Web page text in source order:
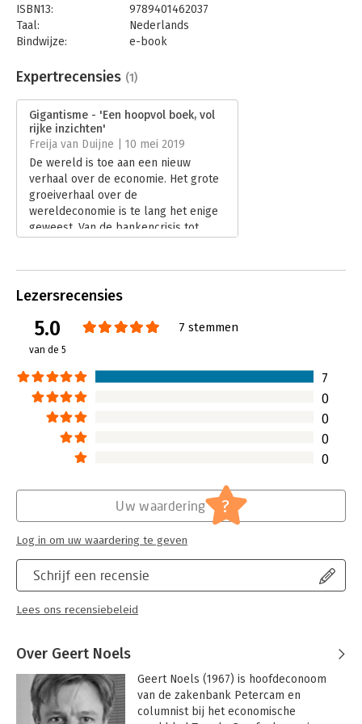
ISBN13:
9789401462037
Taal:
Nederlands
Bindwijze:
e-book
Bestandsformaat:
epub
Uitgever:
Unieboek | Het Spectrum
Druk:
1
Verschijningsdatum:
11-3-2019
Hoofdrubriek: Economie
Expertrecensies (1)
Gigantisme - 'Een hoopvol boek, vol
rijke inzichten'
Freija van Duijne | 10 mei 2019
De wereld is toe aan een nieuw
verhaal over de economie. Het grote
groeiverhaal over de
wereldeconomie is te lang het enige
geweest. Van de bankencrisis tot
aanloopt.
Lezersrecensies
5.0
van de 5
7 stemmen
7
0
0
0
0
Schrijf een recensie
Lees ons recensiebeleid
Uw waardering ?
Log in om uw waardering te geven
Over Geert Noels
Geert Noels (1967) is hoofdeconoom
van de zakenbank Petercam en
columnist bij het economische